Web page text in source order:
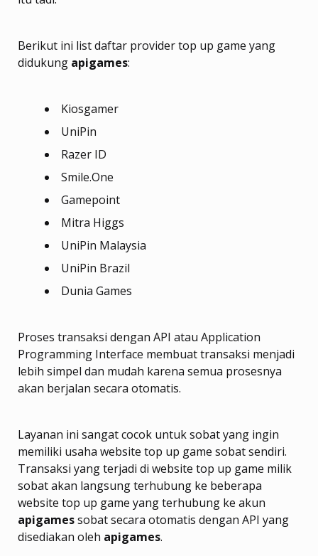
Berikut ini list daftar provider top up game yang
didukung apigames:
Kiosgamer
UniPin
Razer ID
Smile.One
Gamepoint
Mitra Higgs
UniPin Malaysia
UniPin Brazil
Dunia Games
Proses transaksi dengan API atau Application
Programming Interface membuat transaksi menjadi
lebih simpel dan mudah karena semua prosesnya
akan berjalan secara otomatis.
Layanan ini sangat cocok untuk sobat yang ingin
memiliki usaha website top up game sobat sendiri.
Transaksi yang terjadi di website top up game milik
sobat akan langsung terhubung ke beberapa
website top up game yang terhubung ke akun
apigamessobat secara otomatis dengan API yang
disediakan oleh apigames.